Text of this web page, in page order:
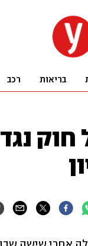
בריאות רכב
נגד